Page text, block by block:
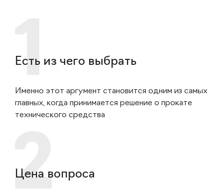
Есть из чего выбрать
Именно этот аргумент становится одним из самых
главных, когда принимается решение о прокате
технического средства
Цена вопроса